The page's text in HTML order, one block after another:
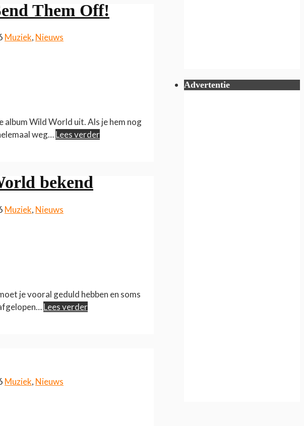
Them Off!
Muziek, Nieuws
Wild World uit. Als je hem nog
weg…Lees verder
bekend
Muziek, Nieuws
je vooral geduld hebben en soms
Lees verder
Muziek, Nieuws
Advertentie